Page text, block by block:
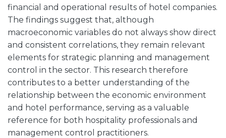
financial and operational results of hotel companies.
The findings suggest that, although
macroeconomic variables do not always show direct
and consistent correlations, they remain relevant
elements for strategic planning and management
control in the sector. This research therefore
contributes to a better understanding of the
relationship between the economic environment
and hotel performance, serving as a valuable
reference for both hospitality professionals and
management control practitioners.